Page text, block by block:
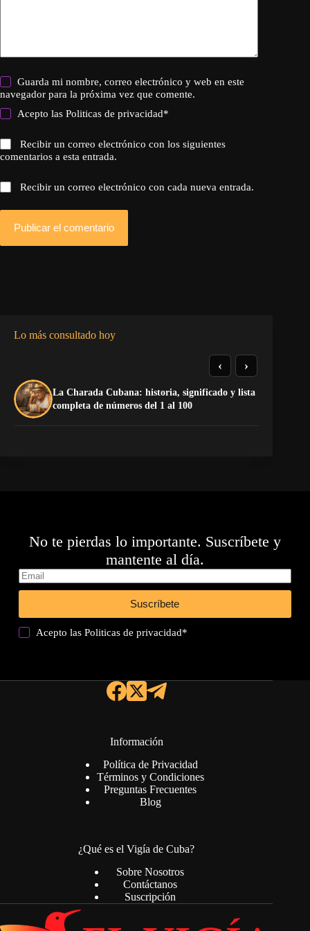
Guarda mi nombre, correo electrónico y web en este
navegador para la próxima vez que comente.
Acepto lasPoliticas de privacidad*
Recibir un correo electrónico con los siguientes
comentarios a esta entrada.
Recibir un correo electrónico con cada nueva entrada.
Publicar el comentario
Lo más consultado hoy
La Charada Cubana: historia, significado y lista
completa de números del 1 al 100
‹ ›
No te pierdas lo importante. Suscríbete y
mantente al día.
Suscríbete
Acepto lasPoliticas de privacidad*
Información
Política de Privacidad
Términos y Condiciones
Preguntas Frecuentes
Blog
¿Qué es el Vigía de Cuba?
Sobre Nosotros
Contáctanos
Suscripción